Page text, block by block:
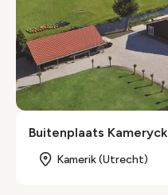
Buitenplaats Kameryck
Kamerik (Utrecht)